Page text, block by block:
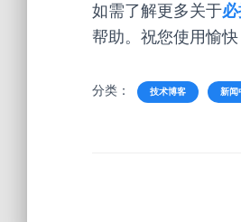
如需了解更多关于
帮助。祝您使用愉快
分类： 技术博客 新闻